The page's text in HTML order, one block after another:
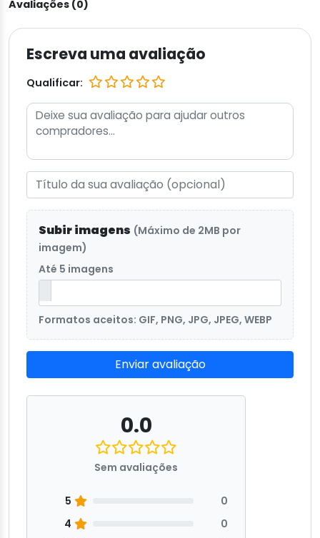
Avaliações (0)
Escreva uma avaliação
Qualificar:
Subir imagens (Máximo de 2MB por
imagem)
Até 5 imagens
Formatos aceitos: GIF, PNG, JPG, JPEG, WEBP
Enviar avaliação
0.0
Sem avaliações
5
0
4
0